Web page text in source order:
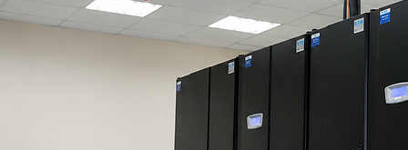
Cotización en menos de 24 horas y atención técnica el mismo día para clientes con contrato de
soporte.